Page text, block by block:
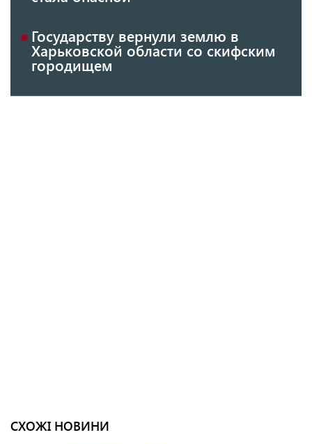
Государству вернули землю в
Харьковской области со скифским
городищем
СХОЖІ НОВИНИ